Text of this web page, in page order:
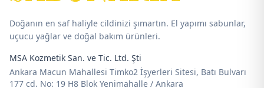
Doğanın en saf haliyle cildinizi şımartın. El yapımı sabunlar,
uçucu yağlar ve doğal bakım ürünleri.
MSA Kozmetik San. ve Tic. Ltd. Şti
Ankara Macun Mahallesi Timko2 İşyerleri Sitesi, Batı Bulvarı
177 cd. No: 19 H8 Blok Yenimahalle / Ankara